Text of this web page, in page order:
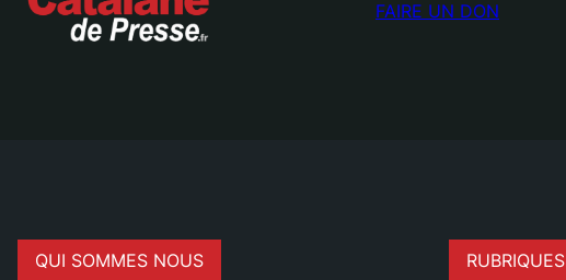
FAIRE UN DON
QUI SOMMES NOUS RUBRIQUES